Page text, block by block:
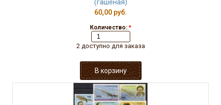
(гашёная)
60,00 руб.
Количество: *
2 доступно для заказа